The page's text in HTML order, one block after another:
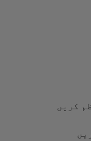
کریں